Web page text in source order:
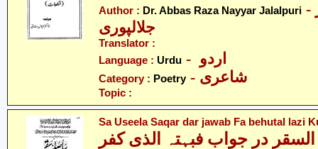
Author : Dr. Abbas Raza Nayyar Jalalpuri - ڈاکٹر عبّاس رضا نیّر
جلالپوری
Translator :
Language : Urdu
Category : Poetry - شاعری
Topic :
Sa Useela Saqar dar jawab Fa behutal lazi
در جواب فبہتہ الذی کفر